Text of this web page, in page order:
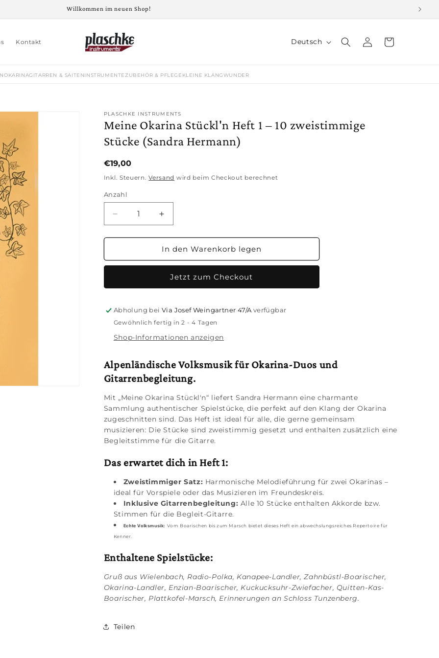
Willkommen im neuen Shop!
Kontakt
e
Deutsch EinloggenWarenkorb
OKARINAGITARREN & SAITENINSTRUMENTEZUBEHÖR & PFLEGE KLEINE KLANGWUNDER
PLASCHKE INSTRUMENTS
Meine Okarina Stückl'n Heft 1 – 10 zweistimmige
Stücke (Sandra Hermann)
Normaler
Preis
€19,00
Inkl. Steuern.Versand wird beim Checkout berechnet
Anzahl
Anzahl
Verringere
die
Menge
Meine
Heft
–
10
Stücke
Hermann)
Erhöhe
die
Menge
für
Meine
Stückl&#39;n
Heft
–
10
Stücke
Hermann)
In den Warenkorb legen
Jetzt zum Checkout
Abholung bei Via Josef Weingartner 47/A verfügbar
Gewöhnlich fertig in 2 - 4 Tagen
Shop-Informationen anzeigen
Alpenländische Volksmusik für Okarina-Duos und
Gitarrenbegleitung.
Mit „Meine Okarina Stückl'n“ liefert Sandra Hermann eine charmante
Sammlung authentischer Spielstücke, die perfekt auf den Klang der Okarina
zugeschnitten sind. Das Heft ist ideal für alle, die gerne gemeinsam
musizieren: Die Stücke sind zweistimmig gesetzt und enthalten zusätzlich eine
Begleitstimme für die Gitarre.
Das erwartet dich in Heft 1:
Zweistimmiger Satz: Harmonische Melodieführung für zwei Okarinas –
ideal für Vorspiele oder das Musizieren im Freundeskreis.
Inklusive Gitarrenbegleitung: Alle 10 Stücke enthalten Akkorde bzw.
Stimmen für die Begleit-Gitarre.
Echte Volksmusik: Vom Boarischen bis zum Marsch bietet dieses Heft ein abwechslungsreiches Repertoire für
Kenner.
Enthaltene Spielstücke:
Gruß aus Wielenbach, Radio-Polka, Kanapee-Landler, Zahnbüstl-Boarischer,
Okarina-Landler, Enzian-Boarischer, Kuckucksuhr-Zwiefacher, Quitten-Kas-
Boarischer, Plattkofel-Marsch, Erinnerungen an Schloss Tunzenberg.
Teilen